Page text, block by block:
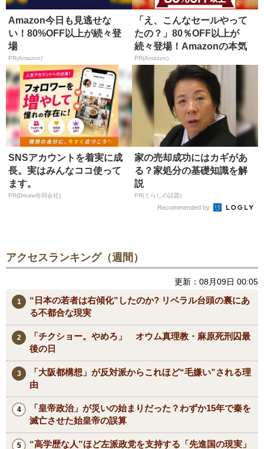
Amazon今日も見逃せな
い！80%OFF以上が続々登
場
PR(Amazon)
「え、こんなセールやって
たの？」80％OFF以上が
続々登場！Amazonの本気
が...
PR(Amazon)
SNSアカウントを着実に成
長。実はみんなココ使って
ます。
PR(Dreaw合同会社)
家の売却成功にはカギがあ
る？家処分の基礎知識を解
説
PR(くらしの話題)
Recommended by
アクセスランキング（週間）
更新：08月09日 00:05
“日本の若者は右傾化”したのか? リベラル台頭の裏にあ
る不都合な現実
「チクショー。やめろ」 オウム真理教・麻原死刑囚最
後の日
「大阪都構想」が反対派からこれほど“毛嫌い”される理
由
「皇帝政治」が災いの始まりだった？わずか15年で秦を
滅亡させた始皇帝の誤算
“高学歴な人”ほど左派政党を支持する「先進国の現実」